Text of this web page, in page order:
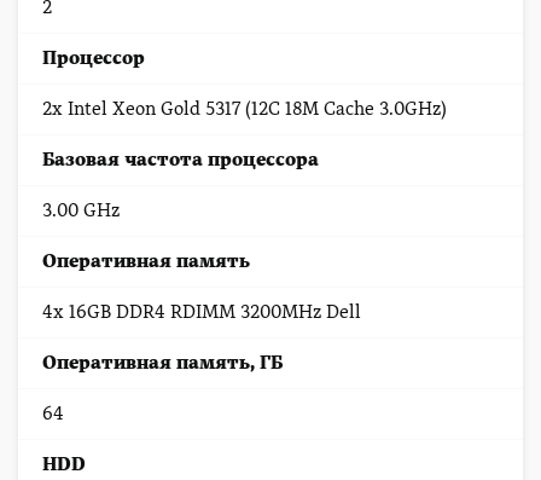
2
Процессор
2x Intel Xeon Gold 5317 (12C 18M Cache 3.0GHz)
Базовая частота процессора
3.00 GHz
Оперативная память
4x 16GB DDR4 RDIMM 3200MHz Dell
Оперативная память, ГБ
64
HDD